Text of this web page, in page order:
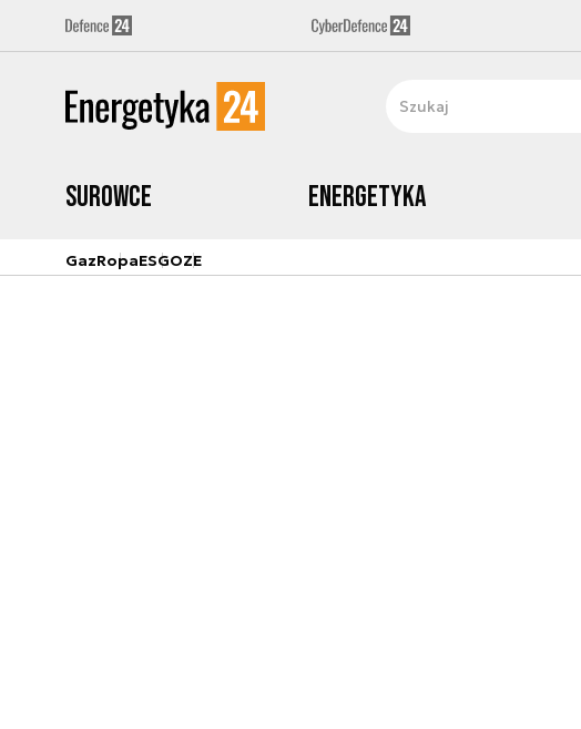
Surowce Energetyka
GazRopaESGOZE